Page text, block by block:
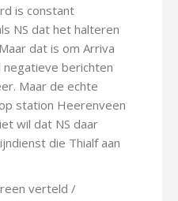
is constant
NS dat het halteren
dat is om Arriva
berichten
Maar de echte
station Heerenveen
wil dat NS daar
die Thialf aan
verteld /